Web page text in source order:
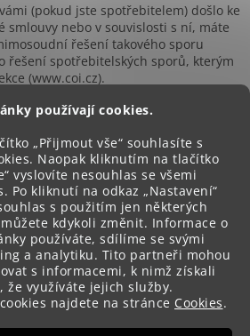
používají cookies.
„Přijmout vše“ souhlasíte s
Naopak kliknutím na tlačítko
vyslovíte nesouhlas se všemi
Po kliknutí na odkaz „Nastavení“
s použitím jen některých
kdykoli změnit. Informace o
používáte, sdílíme se svými
a analytiku. Tito partneři mohou
s informacemi, k nimž získali
že využíváte jejich služby.
najdete na stránce Cookies.
(pokud jste spotřebitelem) došlo ke
smlouvy nebo v souvislosti s ní, máte
řešení takového sporu
řešení spotřebitelských sporů, kterým
(www.coi.cz).
Vytvořil Shoptet